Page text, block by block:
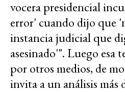
vocera presidencial
error' cuando dijo que
instancia judicial que
asesinado'". Luego esa
por otros medios, de
invita a un análisis más